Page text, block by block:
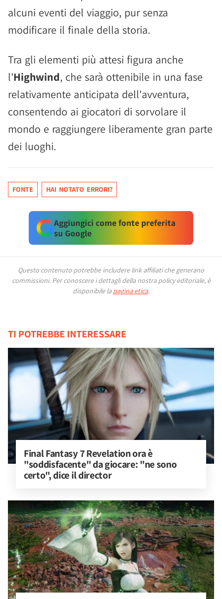
alcuni eventi del viaggio, pur senza
modificare il finale della storia.
Tra gli elementi più attesi figura anche
l'Highwind, che sarà ottenibile in una fase
relativamente anticipata dell'avventura,
consentendo ai giocatori di sorvolare il
mondo e raggiungere liberamente gran parte
dei luoghi.
FONTE HAI NOTATO ERRORI?
Aggiungici come fonte preferita
su Google
Questo contenuto potrebbe includere link affiliati che generano
commissioni. Per conoscere i dettagli della nostra policy editoriale, è
disponibile la pagina etica.
TI POTREBBE INTERESSARE
Final Fantasy 7 Revelation ora è
"soddisfacente" da giocare: "ne sono
certo", dice il director